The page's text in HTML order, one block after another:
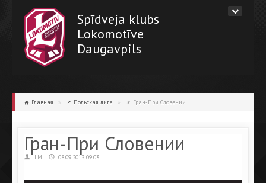
Spīdveja klubs
Lokomotīve
Daugavpils
Главная » Польская лига » Гран-При Словении
Гран-При Словении
LM 08.09.2013 09:03